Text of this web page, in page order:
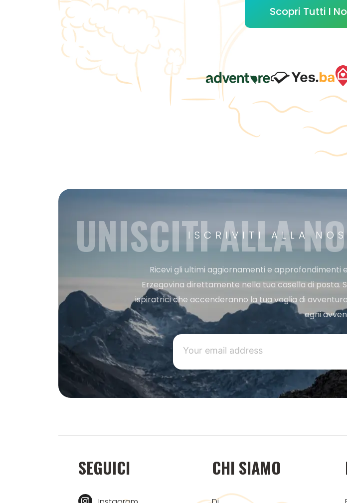
Scopri Tutti I
ISCRIVITI ALLA
UNISCITI ALLA
Ricevi gli ultimi aggiornamenti e approfondimenti
Erzegovina direttamente nella tua casella di posta.
ispiratrici che accenderanno la tua voglia di
ogni
SEGUICI CHI SIAMO